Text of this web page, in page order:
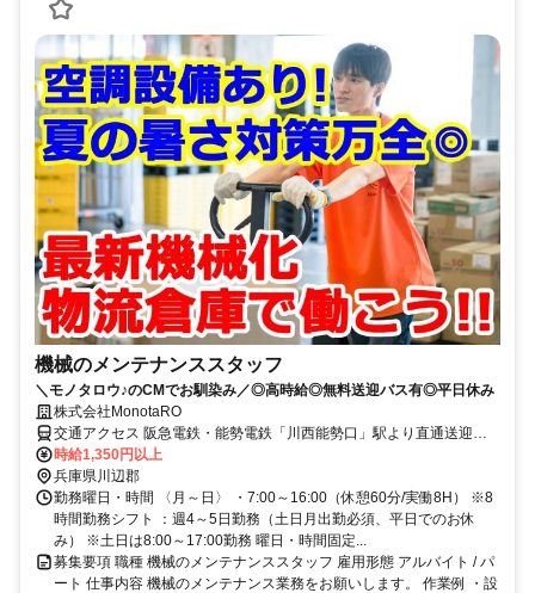
機械のメンテナンススタッフ
＼モノタロウ♪のCMでお馴染み／◎高時給◎無料送迎バス有◎平日休み
株式会社MonotaRO
交通アクセス 阪急電鉄・能勢電鉄「川西能勢口」駅より直通送迎バ
ス25分 ★川西市、宝塚市から出勤されているスタッフ多数♪
時給1,350円以上
兵庫県川辺郡
勤務曜日・時間 〈月～日〉 ・7:00～16:00（休憩60分/実働8H） ※8
時間勤務シフト ：週4～5日勤務（土日月出勤必須、平日でのお休
み） ※土日は8:00～17:00勤務 曜日・時間固定...
募集要項 職種 機械のメンテナンススタッフ 雇用形態 アルバイト / パ
ート 仕事内容 機械のメンテナンス業務をお願いします。 作業例 ・設